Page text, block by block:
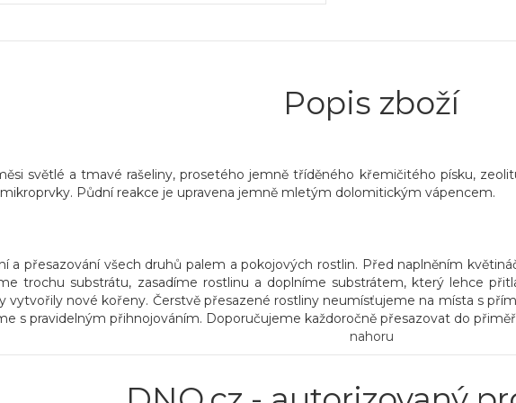
Popis zboží
světlé a tmavé rašeliny, prosetého jemně tříděného křemičitého písku,
Půdní reakce je upravena jemně mletým dolomitickým vápencem.
a přesazování všech druhů palem a pokojových rostlin. Před naplněním
trochu substrátu, zasadíme rostlinu a doplníme substrátem, který lehce
vytvořily nové kořeny. Čerstvě přesazené rostliny neumísťujeme na místa s
s pravidelným přihnojováním. Doporučujeme každoročně přesazovat do
nahoru